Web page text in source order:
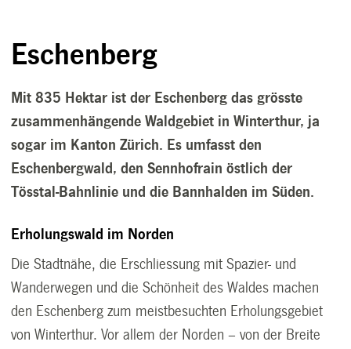
Eschenberg
Mit 835 Hektar ist der Eschenberg das grösste
zusammenhängende Waldgebiet in Winterthur, ja
sogar im Kanton Zürich. Es umfasst den
Eschenbergwald, den Sennhofrain östlich der
Tösstal-Bahnlinie und die Bannhalden im Süden.
Erholungswald im Norden
Die Stadtnähe, die Erschliessung mit Spazier- und
Wanderwegen und die Schönheit des Waldes machen
den Eschenberg zum meistbesuchten Erholungsgebiet
von Winterthur. Vor allem der Norden – von der Breite